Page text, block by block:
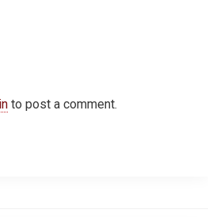
to post a comment.